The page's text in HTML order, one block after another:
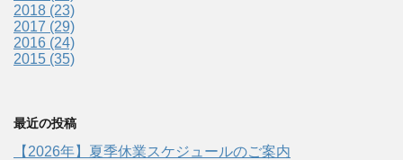
2018 (23)
2017 (29)
2016 (24)
2015 (35)
最近の投稿
【2026年】夏季休業スケジュールのご案内